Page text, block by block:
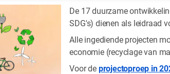
De 17 duurzame
SDG's) dienen als leidraad
Alle ingediende projecten
economie (recyclage van
Voor deprojectoproep in